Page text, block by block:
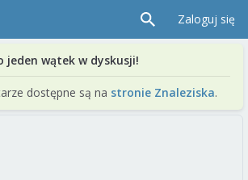
Zaloguj się
jeden wątek w dyskusji!
dostępne są na stronie Znaleziska.